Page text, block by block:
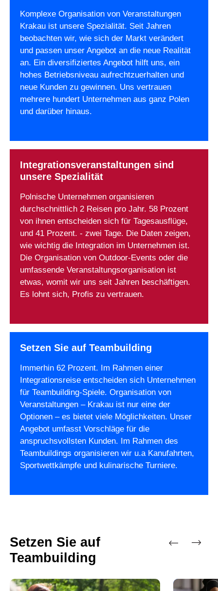
Komplexe Organisation von Veranstaltungen
Krakau ist unsere Spezialität. Seit Jahren
beobachten wir, wie sich der Markt verändert
und passen unser Angebot an die neue Realität
an. Ein diversifiziertes Angebot hilft uns, ein
hohes Betriebsniveau aufrechtzuerhalten und
neue Kunden zu gewinnen. Uns vertrauen
mehrere hundert Unternehmen aus ganz Polen
und darüber hinaus.
Integrationsveranstaltungen sind
unsere Spezialität
Polnische Unternehmen organisieren
durchschnittlich 2 Reisen pro Jahr. 58 Prozent
von ihnen entscheiden sich für Tagesausflüge,
und 41 Prozent. - zwei Tage. Die Daten zeigen,
wie wichtig die Integration im Unternehmen ist.
Die Organisation von Outdoor-Events oder die
umfassende Veranstaltungsorganisation ist
etwas, womit wir uns seit Jahren beschäftigen.
Es lohnt sich, Profis zu vertrauen.
Setzen Sie auf Teambuilding
Immerhin 62 Prozent. Im Rahmen einer
Integrationsreise entscheiden sich Unternehmen
für Teambuilding-Spiele. Organisation von
Veranstaltungen – Krakau ist nur eine der
Optionen – es bietet viele Möglichkeiten. Unser
Angebot umfasst Vorschläge für die
anspruchsvollsten Kunden. Im Rahmen des
Teambuildings organisieren wir u.a Kanufahrten,
Sportwettkämpfe und kulinarische Turniere.
Setzen Sie auf
Teambuilding